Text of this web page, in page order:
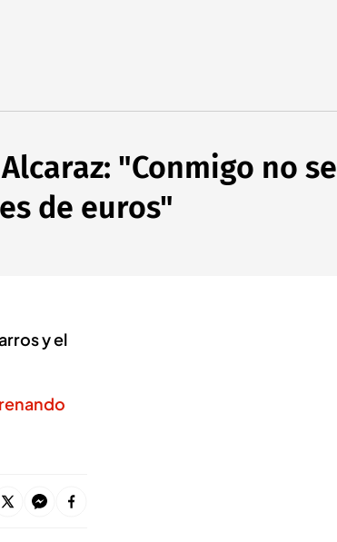
"Conmigo no se
de euros"
y el